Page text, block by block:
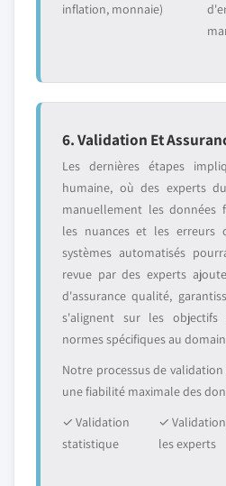
inflation, monnaie)
6. Validation Et
Les dernières étapes
humaine, où des experts
manuellement les données
les nuances et les erreurs
systèmes automatisés
revue par des experts
d'assurance qualité,
s'alignent sur les
normes spécifiques au
Notre processus de
une fiabilité maximale des
✓ Validation
statistique
✓
les experts